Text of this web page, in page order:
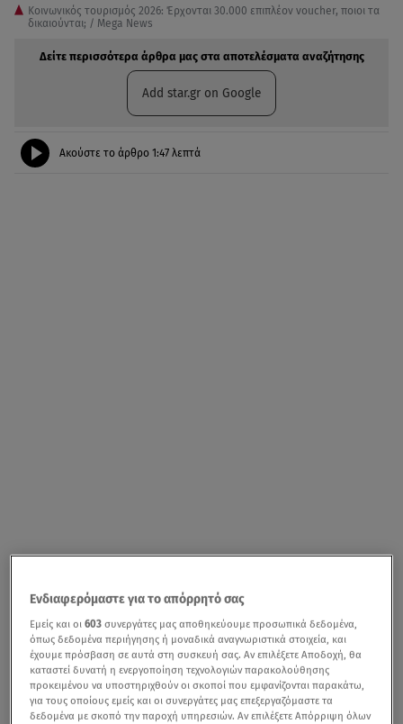
Κοινωνικός τουρισμός 2026: Έρχονται 30.000 επιπλέον voucher, ποιοι τα
δικαιούνται; / Mega News
Δείτε περισσότερα άρθρα μας στα αποτελέσματα αναζήτησης
Add star.gr on Google
Ακούστε το άρθρο 1:47 λεπτά
Ενδιαφερόμαστε για το απόρρητό σας
Εμείς και οι603 συνεργάτες μας αποθηκεύουμε προσωπικά δεδομένα,
όπως δεδομένα περιήγησης ή μοναδικά αναγνωριστικά στοιχεία, και
έχουμε πρόσβαση σε αυτά στη συσκευή σας. Αν επιλέξετε Αποδοχή, θα
καταστεί δυνατή η ενεργοποίηση τεχνολογιών παρακολούθησης
προκειμένου να υποστηριχθούν οι σκοποί που εμφανίζονται παρακάτω,
για τους οποίους εμείς και οι συνεργάτες μας επεξεργαζόμαστε τα
δεδομένα με σκοπό την παροχή υπηρεσιών. Αν επιλέξετε Απόρριψη όλων